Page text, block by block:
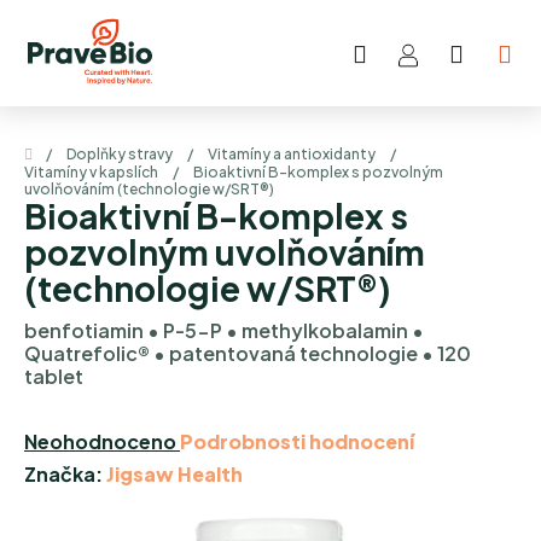
obsah
Hledat
Domů
/ Doplňky stravy / Vitamíny a antioxidanty
/
Vitamíny v kapslích
/
Bioaktivní B-komplex s pozvolným
uvolňováním (technologie w/SRT®)
Bioaktivní B-komplex s
pozvolným uvolňováním
(technologie w/SRT®)
benfotiamin • P-5-P • methylkobalamin •
Quatrefolic® • patentovaná technologie • 120
tablet
Průměrné
hodnocení
NeohodnocenoPodrobnosti hodnocení
Značka:Jigsaw Health